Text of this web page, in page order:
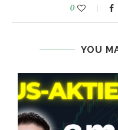
0
YOU